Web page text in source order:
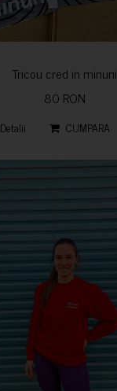
Tricou cred in minuni
80 RON
Detalii CUMPARA